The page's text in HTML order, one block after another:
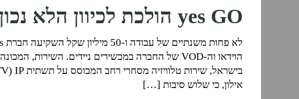
yes GO הולכת לכיוון הלא נכון
אילון, כי שלוש סיבות […]